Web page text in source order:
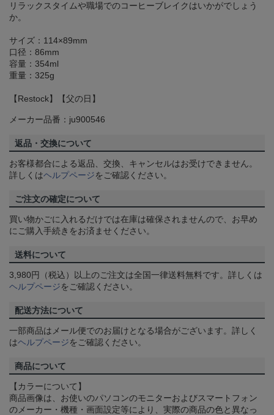
リラックスタイムや職場でのコーヒーブレイクはいかがでしょう
か。
サイズ：114×89mm
口径：86mm
容量：354ml
重量：325g
【Restock】【父の日】
メーカー品番：ju900546
返品・交換について
お客様都合による返品、交換、キャンセルはお受けできません。
詳しくはヘルプページをご確認ください。
ご注文の確定について
買い物かごに入れるだけでは在庫は確保されませんので、お早め
にご購入手続きをお済ませください。
送料について
3,980円（税込）以上のご注文は全国一律送料無料です。詳しくは
ヘルプページをご確認ください。
配送方法について
一部商品はメール便でのお届けとなる場合がございます。詳しく
はヘルプページをご確認ください。
商品について
【カラーについて】
商品画像は、お使いのパソコンのモニターおよびスマートフォン
のメーカー・機種・画面設定等により、実際の商品の色と異なっ